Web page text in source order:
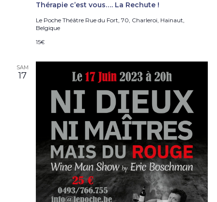
Thérapie c’est vous…. La Rechute !
Le Poche Théâtre Rue du Fort, 70, Charleroi, Hainaut,
Belgique
15€
SAM
17